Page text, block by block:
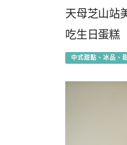
天母芝山站
吃生日蛋糕
中式甜點、冰品、